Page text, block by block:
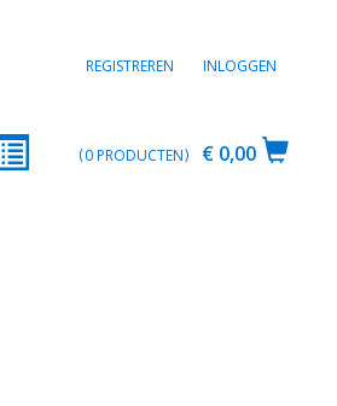
REGISTREREN INLOGGEN
€ 0,00
0PRODUCTEN